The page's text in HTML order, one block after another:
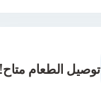
توصيل الطعام متاح!